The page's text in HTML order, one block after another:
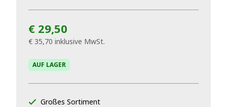
€ 29,50
€ 35,70 inklusive MwSt.
AUF LAGER
Großes Sortiment